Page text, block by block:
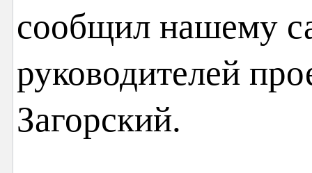
сообщил нашему
руководителей
Загорский.